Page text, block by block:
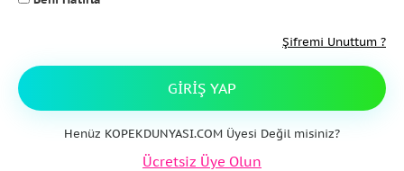
Şifremi Unuttum ?
GIRIŞ YAP
Henüz KOPEKDUNYASI.COM Üyesi Değil misiniz?
Ücretsiz Üye Olun